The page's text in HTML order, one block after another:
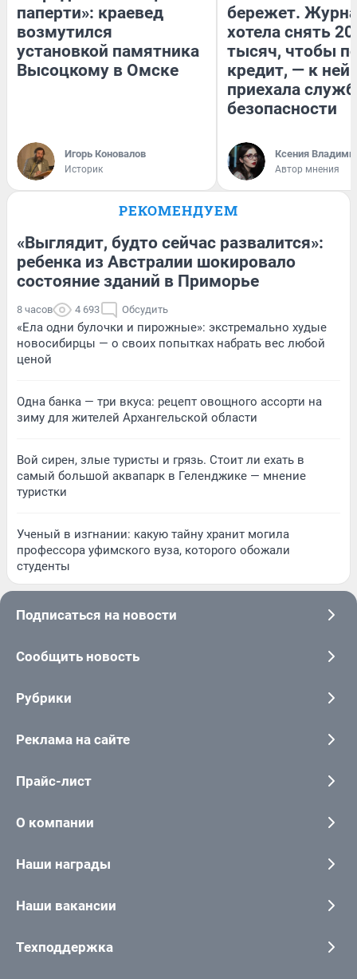
паперти»: краевед
возмутился
установкой памятника
Высоцкому в Омске
Игорь Коновалов
Историк
бережет.
хотела снять
тысяч, чтобы
кредит, — к
приехала
безопасности
Ксения
Автор мнения
РЕКОМЕНДУЕМ
«Выглядит, будто сейчас развалится»:
ребенка из Австралии шокировало
состояние зданий в Приморье
8 часов 4 693 Обсудить
«Ела одни булочки и пирожные»: экстремально худые
новосибирцы — о своих попытках набрать вес любой
ценой
Одна банка — три вкуса: рецепт овощного ассорти на
зиму для жителей Архангельской области
Вой сирен, злые туристы и грязь. Стоит ли ехать в
самый большой аквапарк в Геленджике — мнение
туристки
Ученый в изгнании: какую тайну хранит могила
профессора уфимского вуза, которого обожали
студенты
Подписаться на новости
Сообщить новость
Рубрики
Реклама на сайте
Прайс-лист
О компании
Наши награды
Наши вакансии
Техподдержка